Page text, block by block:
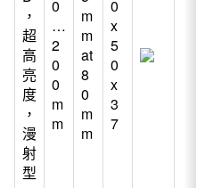
，
超
高
亮
度
，
漫
射
型
0
…
2
0
0
m
m
m
m
at
8
0
m
m
0
x
5
0
x
3
7